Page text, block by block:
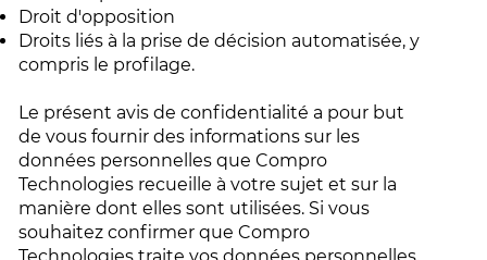
Droit d'opposition
Droits liés à la prise de décision automatisée, y
compris le profilage.
Le présent avis de confidentialité a pour but
de vous fournir des informations sur les
données personnelles que Compro
Technologies recueille à votre sujet et sur la
manière dont elles sont utilisées. Si vous
souhaitez confirmer que Compro